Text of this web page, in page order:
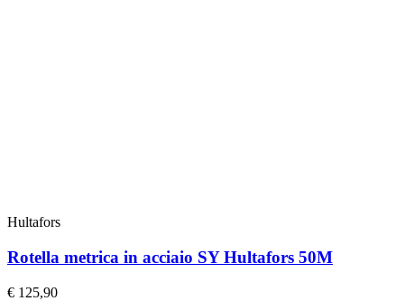
Hultafors
Rotella metrica in acciaio SY Hultafors 50M
€ 125,90